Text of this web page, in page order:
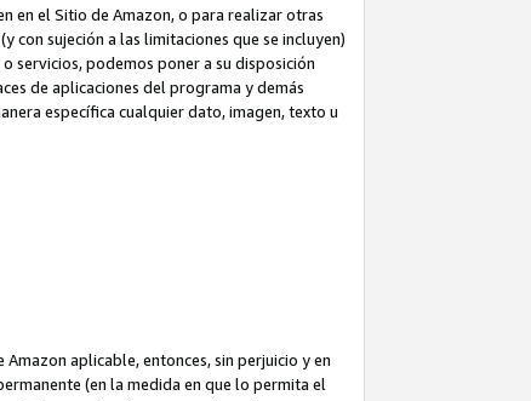
en el Sitio de Amazon, o para realizar otras
con sujeción a las limitaciones que se incluyen)
servicios, podemos poner a su disposición
de aplicaciones del programa y demás
específica cualquier dato, imagen, texto u
aplicable, entonces, sin perjuicio y en
(en la medida en que lo permita el